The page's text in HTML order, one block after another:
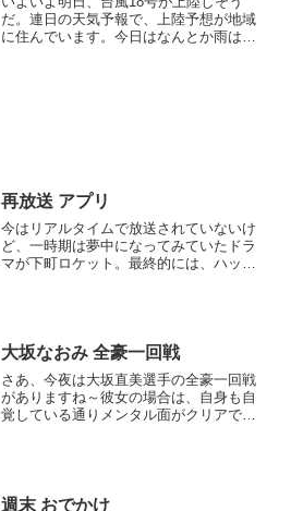
だ。連日の天気予報で、上陸予想が地域
に住んでいます。今日はなんとか雨はさ
再放送 アプリ
今はリアルタイムで放送されていないけ
ど、一時期は夢中になってみていたドラ
マが下町ロケット。最終的には、ハッピ
大坂なおみ 全豪一回戦
さあ、今夜は大坂直美選手の全豪一回戦
がありますね～彼女の場合は、自身も自
覚している通りメンタル面がクリアでき
週末 おでかけ